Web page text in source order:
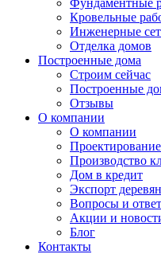
Фундаментные
Кровельные
Инженерные
Отделка домов
Построенные дома
Строим сейчас
Построенные
Отзывы
О компании
О компании
Производство
Дом в кредит
Экспорт
Вопросы и
Акции и
Блог
Контакты